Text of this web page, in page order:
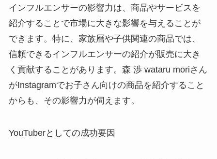
インフルエンサーの影響力は、商品やサービスを
紹介することで市場に大きな影響を与えることが
できます。特に、家族層や子供関連の商品では、
信頼できるインフルエンサーの紹介が販売に大き
く貢献することがあります。森 渉 wataru moriさん
がInstagramでお子さん向けの商品を紹介すること
からも、その影響力が伺えます。
YouTuberとしての成功要因